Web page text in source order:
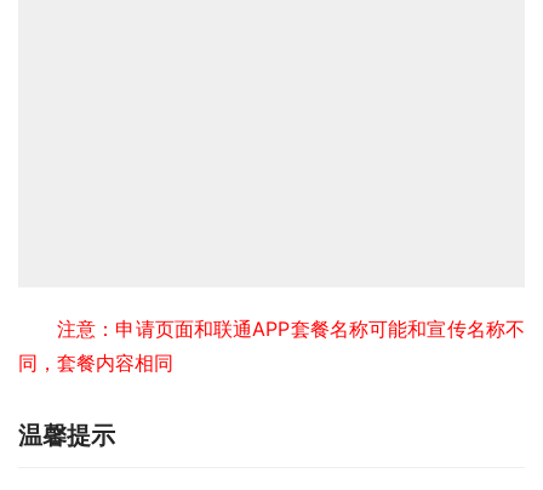
注意：申请页面和联通APP套餐名称可能和宣传名称不
同，套餐内容相同
温馨提示